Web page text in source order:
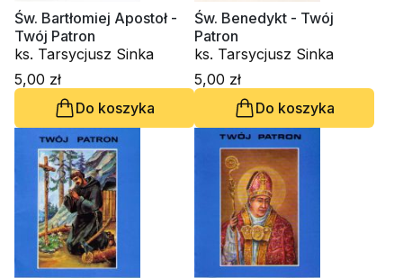
Św. Bartłomiej Apostoł -
Twój Patron
ks. Tarsycjusz Sinka
5,00 zł
Do koszyka
Św. Benedykt - Twój
Patron
ks. Tarsycjusz Sinka
5,00 zł
Do koszyka